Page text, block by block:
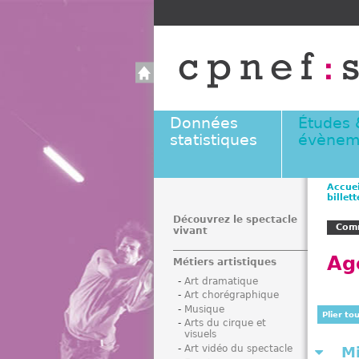
Données
statistiques
Études
V
o
u
s
ê
e
s
Accueil
Plier
Découvrez le spectacle
vivant
Métiers artistiques
Art dramatique
Art chorégraphique
Musique
Arts du cirque et
visuels
Art vidéo du spectacle